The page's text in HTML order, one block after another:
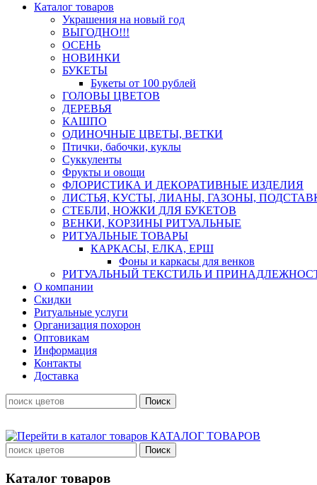
Каталог товаров
Украшения на новый год
ВЫГОДНО!!!
ОСЕНЬ
НОВИНКИ
БУКЕТЫ
Букеты от 100 рублей
ГОЛОВЫ ЦВЕТОВ
ДЕРЕВЬЯ
КАШПО
ОДИНОЧНЫЕ ЦВЕТЫ, ВЕТКИ
Птички, бабочки, куклы
Суккуленты
Фрукты и овощи
ФЛОРИСТИКА И ДЕКОРАТИВНЫЕ ИЗДЕЛИЯ
ЛИСТЬЯ, КУСТЫ, ЛИАНЫ, ГАЗОНЫ,
СТЕБЛИ, НОЖКИ ДЛЯ БУКЕТОВ
ВЕНКИ, КОРЗИНЫ РИТУАЛЬНЫЕ
РИТУАЛЬНЫЕ ТОВАРЫ
КАРКАСЫ, ЕЛКА, ЕРШ
Фоны и каркасы для венков
РИТУАЛЬНЫЙ ТЕКСТИЛЬ И
О компании
Скидки
Ритуальные услуги
Организация похорон
Оптовикам
Информация
Контакты
Доставка
КАТАЛОГ ТОВАРОВ
Каталог товаров